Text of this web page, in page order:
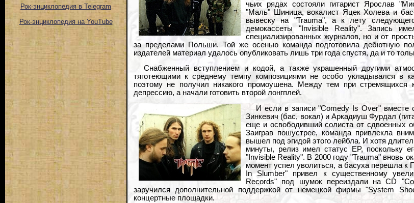
Рок-энциклопедия в Telegram
Рок-энциклопедия на YouTube
чьих рядах состояли гитарист Ярослав
"Маль" Шиница, вокалист Яцек Холева и
вывеску на "Trauma", а к лету
демокассеты "Invisible Reality". Запись
специализированных журналов, но и от
за пределами Польши. Той же осенью команда подготовила дебютную
издателей материал удалось опубликовать лишь три года спустя, да и то
Снабженный вступлением и кодой, а также украшенный другими
тяготеющими к среднему темпу композициями не особо укладывался в
поэтому не получил никакого промоушена. Между тем при
депрессию, а начали готовить второй лонгплей.
И если в записи "Comedy Is Over"
Зинкевич (бас, вокал) и Аркадиуш Фурдал
еще и освободивший солиста от сдвоенных
Заиграв пошустрее, команда привлекла
вышел под эгидой этого лейбла. И хотя
минуты, релиз имел статус EP, поскольку
"Invisible Reality". В 2000 году "Trauma" вновь
момент успел уволиться, а басуха перешла к
In Slumber" привел к существенному
Records" под шумок переиздали на CD
заручился дополнительной поддержкой от немецкой фирмы "System
концертные площадки.